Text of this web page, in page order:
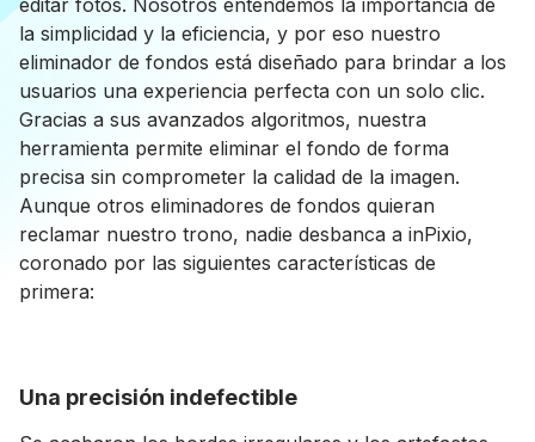
editar fotos. Nosotros entendemos la importancia de
la simplicidad y la eficiencia, y por eso nuestro
eliminador de fondos está diseñado para brindar a los
usuarios una experiencia perfecta con un solo clic.
Gracias a sus avanzados algoritmos, nuestra
herramienta permite eliminar el fondo de forma
precisa sin comprometer la calidad de la imagen.
Aunque otros eliminadores de fondos quieran
reclamar nuestro trono, nadie desbanca a inPixio,
coronado por las siguientes características de
primera:
Una precisión indefectible